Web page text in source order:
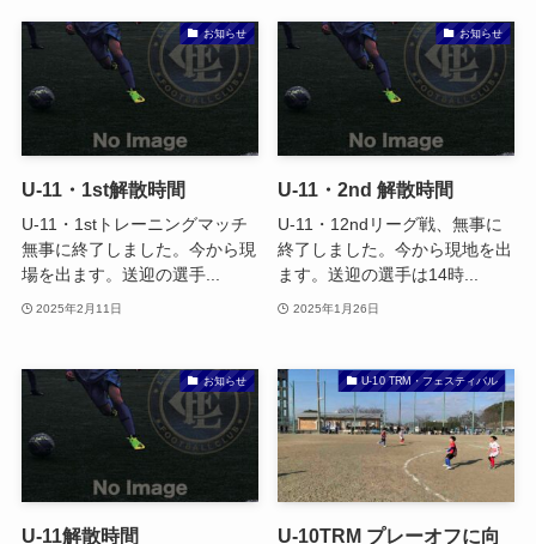
お知らせ
U-11・1st解散時間
U-11・1stトレーニングマッチ
無事に終了しました。今から現
場を出ます。送迎の選手...
2025年2月11日
お知らせ
U-11・2nd 解散時間
U-11・12ndリーグ戦、無事に
終了しました。今から現地を出
ます。送迎の選手は14時...
2025年1月26日
お知らせ
U-11解散時間
U-10 TRM・フェスティバル
U-10TRM プレーオフに向